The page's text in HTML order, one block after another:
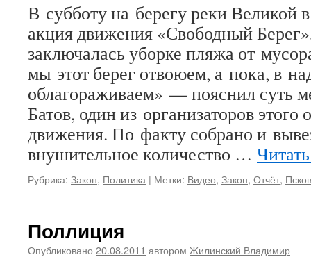
В субботу на берегу реки Великой
акция движения «Свободный
заключалась уборке пляжа от
мы этот берег отвоюем, а пока, в
облагораживаем» — пояснил суть
Батов, один из организаторов этого
движения. По факту собрано и
внушительное количество …
Рубрика: Закон, Политика | Метки: Видео, Закон, Отчёт, Псков
Поллиция
Опубликовано 20.08.2011 автором Жилинский Владимир